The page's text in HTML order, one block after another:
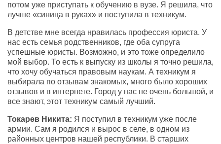
потом уже приступать к обучению в вузе. Я решила, что
лучше «синица в руках» и поступила в техникум.
В детстве мне всегда нравилась профессия юриста. У
нас есть семья родственников, где оба супруга
успешные юристы. Возможно, и это тоже определило
мой выбор. То есть к выпуску из школы я точно решила,
что хочу обучаться правовым наукам. А техникум я
выбирала по отзывам знакомых, много было хороших
отзывов и в интернете. Город у нас не очень большой, и
все знают, этот техникум самый лучший.
Токарев Никита: Я поступил в техникум уже после
армии. Сам я родился и вырос в селе, в одном из
районных центров нашей республики. В старших